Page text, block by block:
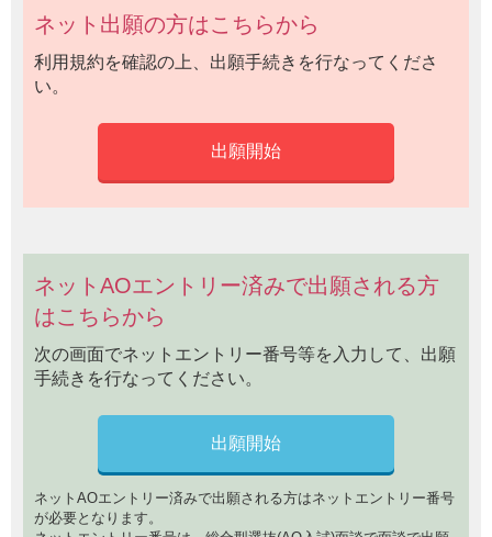
ネット出願の方はこちらから
利用規約を確認の上、出願手続きを行なってくださ
い。
ネットAOエントリー済みで出願される方
はこちらから
次の画面でネットエントリー番号等を入力して、出願
手続きを行なってください。
ネットAOエントリー済みで出願される方はネットエントリー番号
が必要となります。